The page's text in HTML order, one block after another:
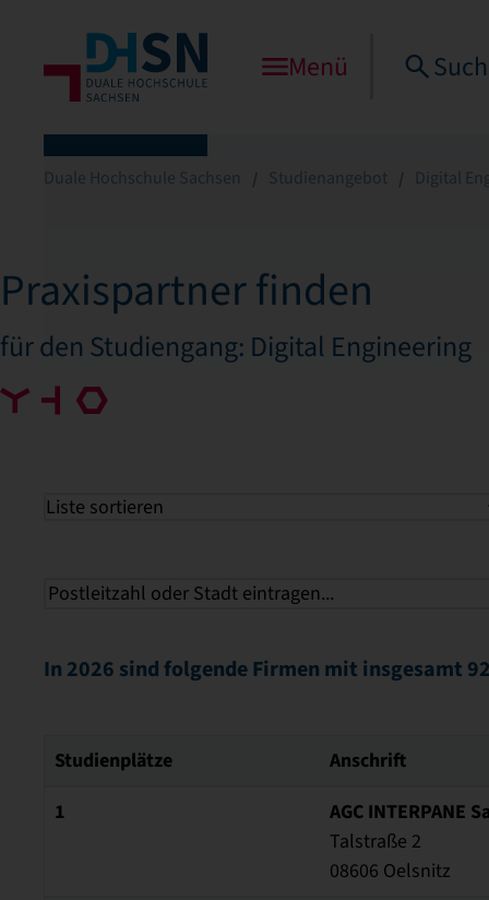
Menü
Duale Hochschule Sachsen Studienangebot Digital
Praxispartner finden
für den Studiengang: Digital Engineering
Liste sortieren
In 2026 sind folgende Firmen mit insgesamt
Studienplätze Anschrift
1
AGC INTERPANE
Talstraße 2
08606 Oelsnitz